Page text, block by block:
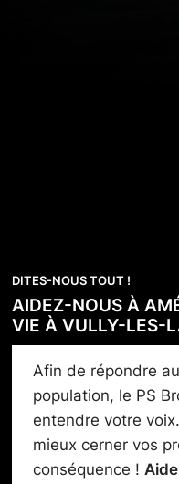
DITES-NOUS TOUT !
AIDEZ-NOUS À
VIE À VULLY-LES-
Afin de répondre
population, le PS
entendre votre
mieux cerner vos
conséquence !